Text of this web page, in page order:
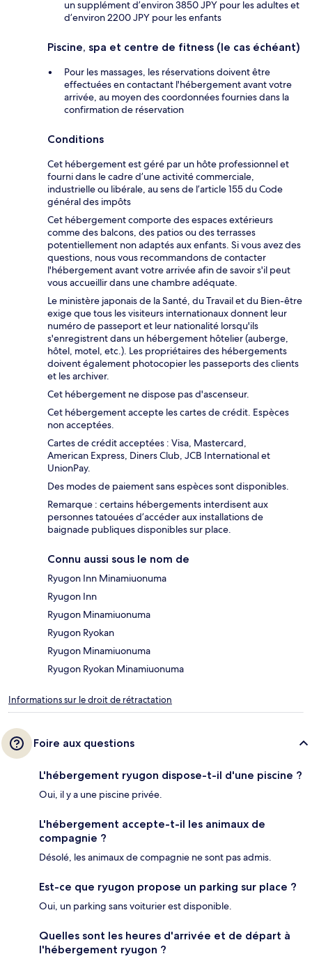
un supplément d’environ 3850 JPY pour les adultes et
d’environ 2200 JPY pour les enfants
Piscine, spa et centre de fitness (le cas échéant)
Pour les massages, les réservations doivent être
effectuées en contactant l'hébergement avant votre
arrivée, au moyen des coordonnées fournies dans la
confirmation de réservation
Conditions
Cet hébergement est géré par un hôte professionnel et
fourni dans le cadre d’une activité commerciale,
industrielle ou libérale, au sens de l’article 155 du Code
général des impôts
Cet hébergement comporte des espaces extérieurs
comme des balcons, des patios ou des terrasses
potentiellement non adaptés aux enfants. Si vous avez des
questions, nous vous recommandons de contacter
l'hébergement avant votre arrivée afin de savoir s'il peut
vous accueillir dans une chambre adéquate.
Le ministère japonais de la Santé, du Travail et du Bien-être
exige que tous les visiteurs internationaux donnent leur
numéro de passeport et leur nationalité lorsqu'ils
s'enregistrent dans un hébergement hôtelier (auberge,
hôtel, motel, etc.). Les propriétaires des hébergements
doivent également photocopier les passeports des clients
et les archiver.
Cet hébergement ne dispose pas d'ascenseur.
Cet hébergement accepte les cartes de crédit. Espèces
non acceptées.
Cartes de crédit acceptées : Visa, Mastercard,
American Express, Diners Club, JCB International et
UnionPay.
Des modes de paiement sans espèces sont disponibles.
Remarque : certains hébergements interdisent aux
personnes tatouées d’accéder aux installations de
baignade publiques disponibles sur place.
Connu aussi sous le nom de
Ryugon Inn Minamiuonuma
Ryugon Inn
Ryugon Minamiuonuma
Ryugon Ryokan
Ryugon Minamiuonuma
Ryugon Ryokan Minamiuonuma
Informations sur le droit de rétractation
Foire aux questions
L'hébergement ryugon dispose-t-il d'une piscine ?
Oui, il y a une piscine privée.
L'hébergement accepte-t-il les animaux de
compagnie ?
Désolé, les animaux de compagnie ne sont pas admis.
Est-ce que ryugon propose un parking sur place ?
Oui, un parking sans voiturier est disponible.
Quelles sont les heures d'arrivée et de départ à
l'hébergement ryugon ?